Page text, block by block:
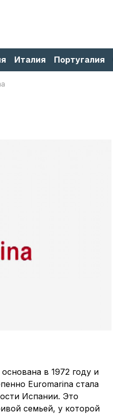
Италия Португалия
в 1972 году и
Euromarina стала
Испании. Это
семьей, у которой